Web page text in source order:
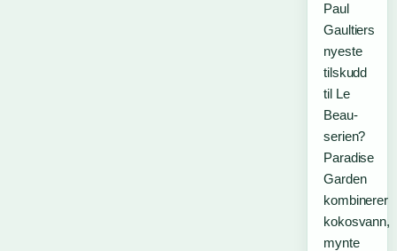
Paul
Gaultiers
nyeste
tilskudd
til Le
Beau-
serien?
Paradise
Garden
kombinerer
kokosvann,
mynte